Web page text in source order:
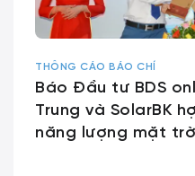
THÔNG CÁO BÁO CHÍ
Báo Đầu tư BDS
Trung và SolarBK
năng lượng mặt